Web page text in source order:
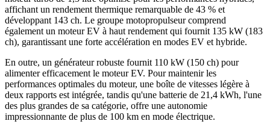
affichant un rendement thermique remarquable de 43 % et
développant 143 ch. Le groupe motopropulseur comprend
également un moteur EV à haut rendement qui fournit 135 kW (183
ch), garantissant une forte accélération en modes EV et hybride.
En outre, un générateur robuste fournit 110 kW (150 ch) pour
alimenter efficacement le moteur EV. Pour maintenir les
performances optimales du moteur, une boîte de vitesses légère à
deux rapports est intégrée, tandis qu'une batterie de 21,4 kWh, l'une
des plus grandes de sa catégorie, offre une autonomie
impressionnante de plus de 100 km en mode électrique.